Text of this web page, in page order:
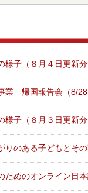
子（８月４日更新分
業 帰国報告会（8/28
子（８月３日更新分
りのある子どもとそ
ためのオンライン日